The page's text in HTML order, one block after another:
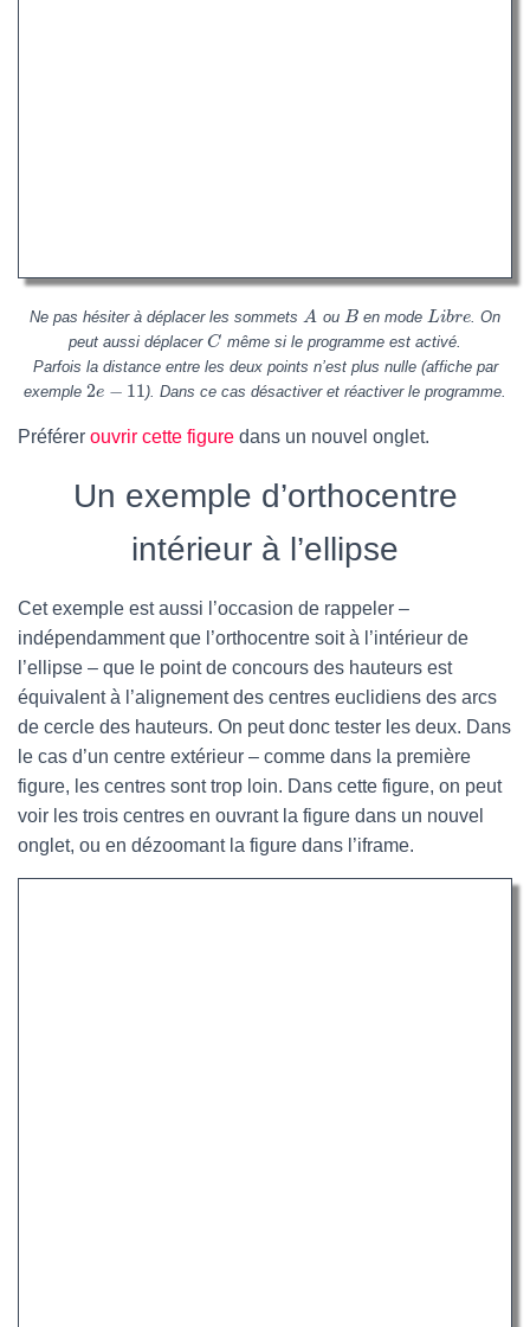
Ne pas hésiter à déplacer les sommetsA ou Ben mode Libre. On
peut aussi déplacerC même si le programme est activé.
Parfois la distance entre les deux points n’est plus nulle (affiche par
exemple 2e − 11). Dans ce cas désactiver et réactiver le programme.
Préférer ouvrir cette figure dans un nouvel onglet.
Un exemple d’orthocentre
intérieur à l’ellipse
Cet exemple est aussi l’occasion de rappeler –
indépendamment que l’orthocentre soit à l’intérieur de
l’ellipse – que le point de concours des hauteurs est
équivalent à l’alignement des centres euclidiens des arcs
de cercle des hauteurs. On peut donc tester les deux. Dans
le cas d’un centre extérieur – comme dans la première
figure, les centres sont trop loin. Dans cette figure, on peut
voir les trois centres en ouvrant la figure dans un nouvel
onglet, ou en dézoomant la figure dans l’iframe.